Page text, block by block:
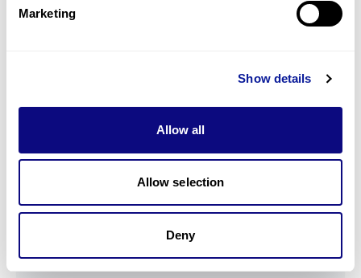
Marketing
Show details
Allow all
Allow selection
Deny
검사 스펙